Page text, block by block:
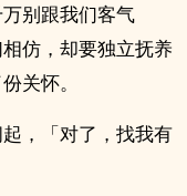
别跟我们客气
仿，却要独立抚养
关怀。
，「对了，找我有